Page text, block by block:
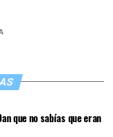
que no sabías que eran